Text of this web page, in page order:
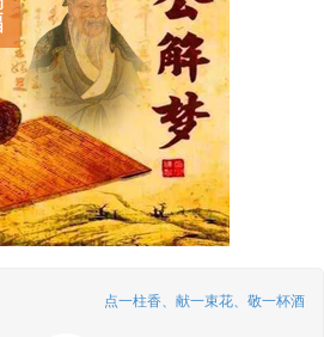
点一柱香、献一束花、敬一杯酒